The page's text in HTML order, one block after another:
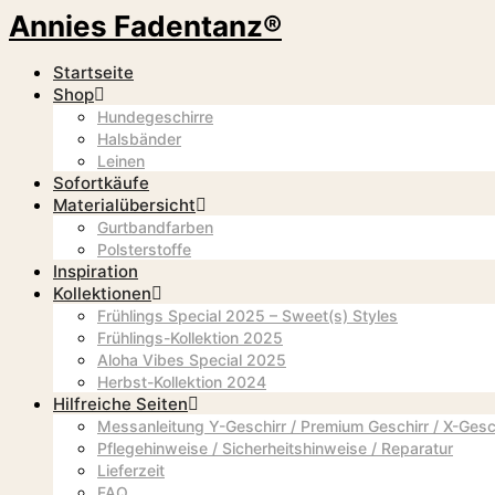
Annies Fadentanz®
Startseite
Shop
Hundegeschirre
Halsbänder
Leinen
Sofortkäufe
Materialübersicht
Gurtbandfarben
Polsterstoffe
Inspiration
Kollektionen
Frühlings Special 2025 – Sweet(s) Styles
Frühlings-Kollektion 2025
Aloha Vibes Special 2025
Herbst-Kollektion 2024
Hilfreiche Seiten
Messanleitung Y-Geschirr / Premium Geschirr / X-
Pflegehinweise / Sicherheitshinweise / Reparatur
Lieferzeit